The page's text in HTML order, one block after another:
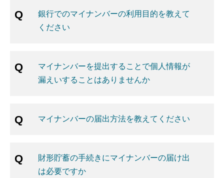
銀行でのマイナンバーの利用目的を教えて
ください
マイナンバーを提出することで個人情報が
漏えいすることはありませんか
マイナンバーの届出方法を教えてください
財形貯蓄の手続きにマイナンバーの届け出
は必要ですか